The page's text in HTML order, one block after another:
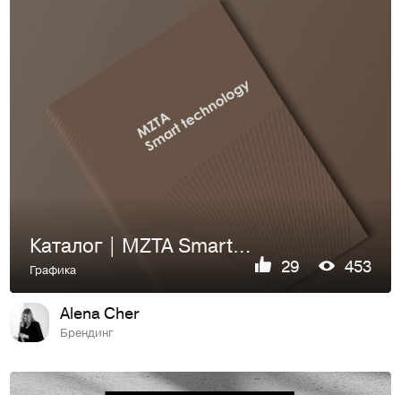
Каталог | MZTA Smart technology
Графика 29 453
Alena Cher
Брендинг